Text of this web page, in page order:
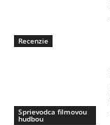
Recenzie
Sprievodca filmovou
hudbou